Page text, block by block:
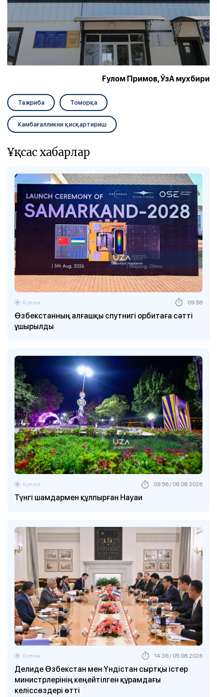
Ғулом Примов, ЎзА мухбири
Тажриба Томорқа
Камбағалликни қисқартириш
Ұқсас хабарлар
Өзбекстанның алғашқы спутнигі орбитаға сәтті
ұшырылды
Қоғам 09:58
Түнгі шамдармен құлпырған Науаи
Қоғам 09:56 / 06.08.2026
Делиде Өзбекстан мен Үндістан сыртқы істер
министрлерінің кеңейтілген құрамдағы
келіссөздері өтті
Қоғам 14:36 / 05.08.2026